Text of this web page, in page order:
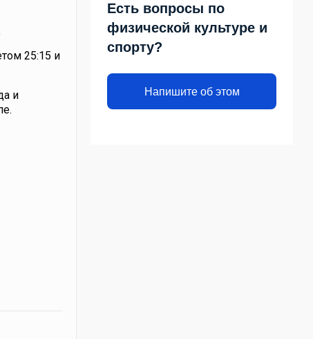
25:15 и
и
Есть вопросы по
физической культуре и
спорту?
Напишите об этом